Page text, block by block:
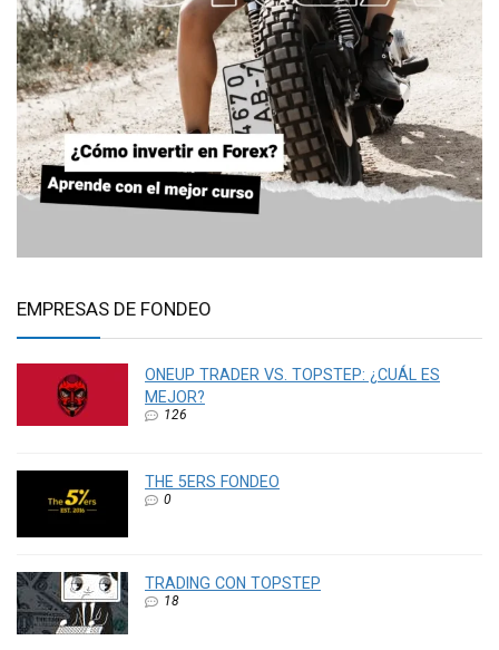
EMPRESAS DE FONDEO
ONEUP TRADER VS. TOPSTEP: ¿CUÁL ES
MEJOR?
126
THE 5ERS FONDEO
0
TRADING CON TOPSTEP
18